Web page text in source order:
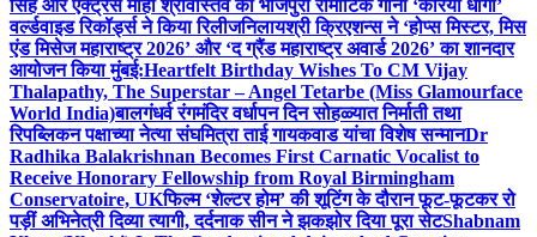
सिंह और एक्ट्रेस माही श्रीवास्तव का भोजपुरी रोमांटिक गाना ‘करिया धागा’
वर्ल्डवाइड रिकॉर्ड्स ने किया रिलीजनिलायश्री क्रिएशन्स ने ‘होप्स मिस्टर, मिस
एंड मिसेज महाराष्ट्र 2026’ और ‘द ग्रैंड महाराष्ट्र अवार्ड 2026’ का शानदार
आयोजन किया मुंबई:Heartfelt Birthday Wishes To CM Vijay
Thalapathy, The Superstar – Angel Tetarbe (Miss Glamourface
World India)बालगंधर्व रंगमंदिर वर्धापन दिन सोहळ्यात निर्माती तथा
रिपब्लिकन पक्षाच्या नेत्या संघमित्रा ताई गायकवाड यांचा विशेष सन्मानDr
Radhika Balakrishnan Becomes First Carnatic Vocalist to
Receive Honorary Fellowship from Royal Birmingham
Conservatoire, UKफिल्म ‘शेल्टर होम’ की शूटिंग के दौरान फूट-फूटकर रो
पड़ीं अभिनेत्री दिव्या त्यागी, दर्दनाक सीन ने झकझोर दिया पूरा सेटShabnam